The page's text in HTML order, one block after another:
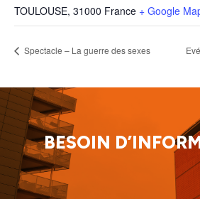
TOULOUSE, 31000 France + Google
Spectacle – La guerre des sexes
BESOIN